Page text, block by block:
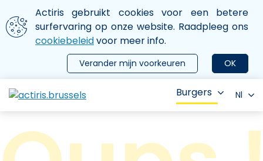
Aller au contenu principal
We gebruiken cookies
Actiris gebruikt cookies voor een betere
surfervaring op onze website. Raadpleeg ons
cookiebeleidvoor meer info.
OK
Verander mijn voorkeuren
le menu
Burgers Nl